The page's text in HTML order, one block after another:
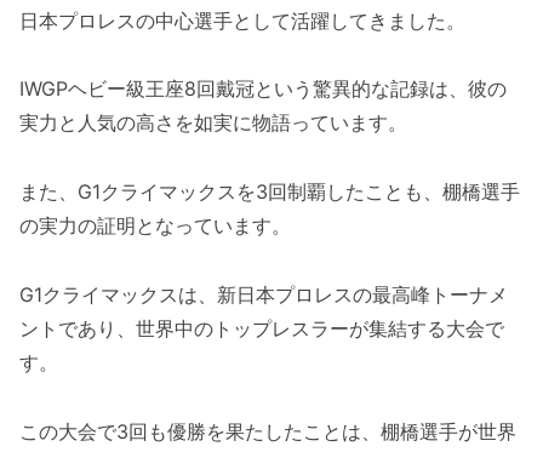
日本プロレスの中心選手として活躍してきました。
IWGPヘビー級王座8回戴冠という驚異的な記録は、彼の
実力と人気の高さを如実に物語っています。
また、G1クライマックスを3回制覇したことも、棚橋選手
の実力の証明となっています。
G1クライマックスは、新日本プロレスの最高峰トーナメ
ントであり、世界中のトップレスラーが集結する大会で
す。
この大会で3回も優勝を果たしたことは、棚橋選手が世界